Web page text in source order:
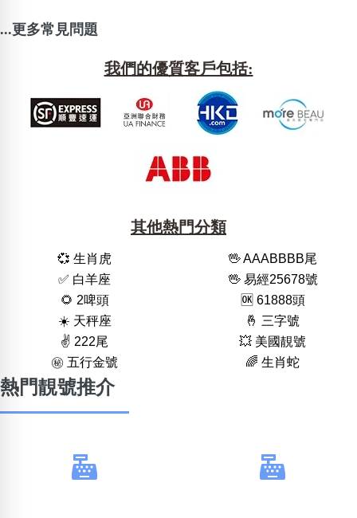
...更多常見問題
我們的優質客戶包括:
其他熱門分類
💞 生肖虎
🖖 AAABBBB尾
✅ 白羊座
🖖 易經25678號
🌻 2啤頭
🆗️ 61888頭
☀️ 天秤座
🤞 三字號
✌️ 222尾
💥 美國靚號
㊙️ 五行金號
🌈 生肖蛇
熱門靚號推介